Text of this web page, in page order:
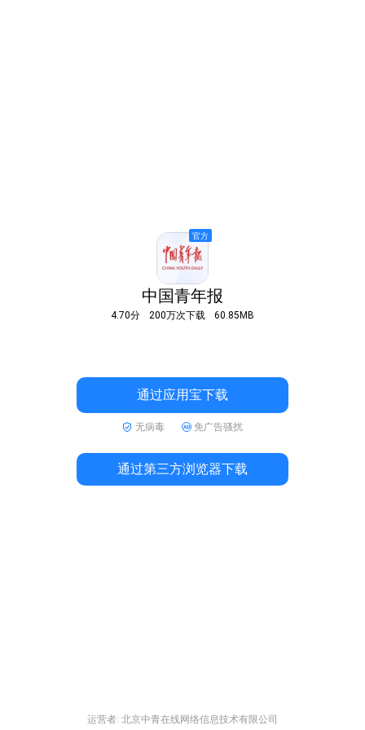
中国青年报
4.70分 200万次下载 60.85MB
通过应用宝下载
无病毒 免广告骚扰
通过第三方浏览器下载
运营者: 北京中青在线网络信息技术有限公司